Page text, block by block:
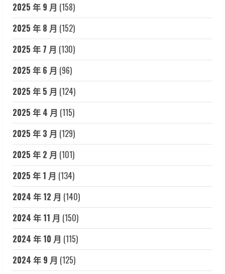
2025 年 9 月 (158)
2025 年 8 月 (152)
2025 年 7 月 (130)
2025 年 6 月 (96)
2025 年 5 月 (124)
2025 年 4 月 (115)
2025 年 3 月 (129)
2025 年 2 月 (101)
2025 年 1 月 (134)
2024 年 12 月 (140)
2024 年 11 月 (150)
2024 年 10 月 (115)
2024 年 9 月 (125)